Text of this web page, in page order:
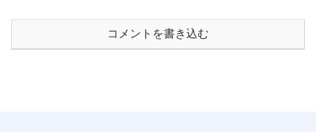
コメントを書き込む